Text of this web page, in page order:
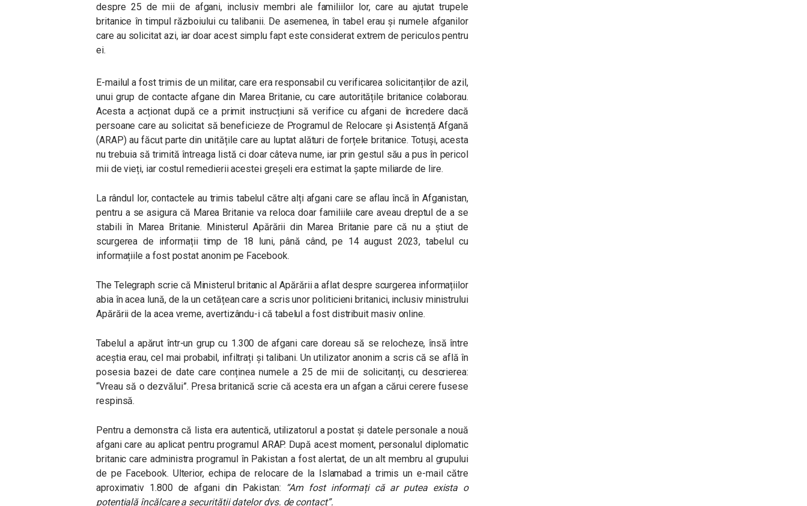
despre 25 de mii de afgani, inclusiv membri ale familiilor lor, care au ajutat trupele
britanice în timpul războiului cu talibanii. De asemenea, în tabel erau și numele afganilor
care au solicitat azi, iar doar acest simplu fapt este considerat extrem de periculos pentru
ei.
E-mailul a fost trimis de un militar, care era responsabil cu verificarea solicitanților de azil,
unui grup de contacte afgane din Marea Britanie, cu care autoritățile britanice colaborau.
Acesta a acționat după ce a primit instrucțiuni să verifice cu afgani de încredere dacă
persoane care au solicitat să beneficieze de Programul de Relocare și Asistență Afgană
(ARAP) au făcut parte din unitățile care au luptat alături de forțele britanice. Totuși, acesta
nu trebuia să trimită întreaga listă ci doar câteva nume, iar prin gestul său a pus în pericol
mii de vieți, iar costul remedierii acestei greșeli era estimat la șapte miliarde de lire.
La rândul lor, contactele au trimis tabelul către alți afgani care se aflau încă în Afganistan,
pentru a se asigura că Marea Britanie va reloca doar familiile care aveau dreptul de a se
stabili în Marea Britanie. Ministerul Apărării din Marea Britanie pare că nu a știut de
scurgerea de informații timp de 18 luni, până când, pe 14 august 2023, tabelul cu
informațiile a fost postat anonim pe Facebook.
The Telegraph scrie că Ministerul britanic al Apărării a aflat despre scurgerea informațiilor
abia în acea lună, de la un cetățean care a scris unor politicieni britanici, inclusiv ministrului
Apărării de la acea vreme, avertizându-i că tabelul a fost distribuit masiv online.
Tabelul a apărut într-un grup cu 1.300 de afgani care doreau să se relocheze, însă între
aceștia erau, cel mai probabil, infiltrați și talibani. Un utilizator anonim a scris că se află în
posesia bazei de date care conținea numele a 25 de mii de solicitanți, cu descrierea:
“Vreau să o dezvălui”. Presa britanică scrie că acesta era un afgan a cărui cerere fusese
respinsă.
Pentru a demonstra că lista era autentică, utilizatorul a postat și datele personale a nouă
afgani care au aplicat pentru programul ARAP. După acest moment, personalul diplomatic
britanic care administra programul în Pakistan a fost alertat, de un alt membru al grupului
de pe Facebook. Ulterior, echipa de relocare de la Islamabad a trimis un e-mail către
aproximativ 1.800 de afgani din Pakistan:
“Am fost informați că ar putea exista o
potențială încălcare a securității datelor dvs. de contact”.